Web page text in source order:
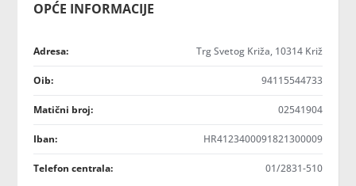
OPĆE INFORMACIJE
Adresa: Trg Svetog Križa, 10314 Križ
Oib: 94115544733
Matični broj: 02541904
Iban: HR4123400091821300009
Telefon centrala: 01/2831-510